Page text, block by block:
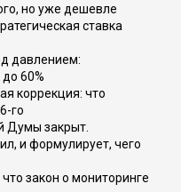
но уже дешевле
ставка
давлением:
60%
коррекция: что
го
Думы закрыт.
и формулирует, чего
закон о мониторинге